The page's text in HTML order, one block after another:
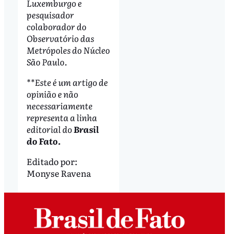
Luxemburgo e
pesquisador
colaborador do
Observatório das
Metrópoles do Núcleo
São Paulo.
**Este é um artigo de
opinião e não
necessariamente
representa a linha
editorial doBrasil
do Fato.
Editado por:
Monyse Ravena